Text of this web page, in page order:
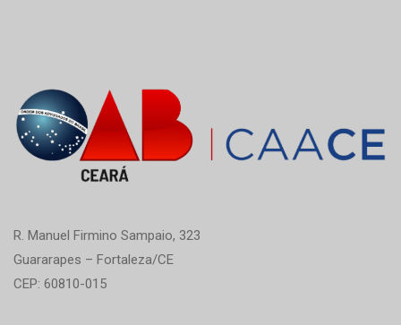
R. Manuel Firmino Sampaio, 323
Guararapes – Fortaleza/CE
CEP: 60810-015